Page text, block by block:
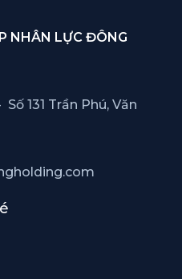
NHÂN LỰC ĐÔNG
131 Trần Phú, Văn